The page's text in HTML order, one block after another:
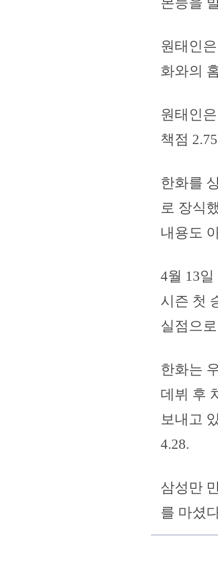
원태인
화와의
원태인
책점
한화를
로 장식
내용도
4월 13
시즌 첫
실점으
한화는
데뷔 후
보내고
4.28.
삼성만
를 마셨